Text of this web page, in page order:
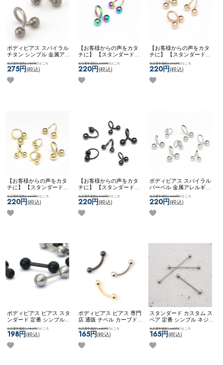
ボディピアス スパイラル
チタン シンプル 金属アレ
ルギー対応 ネコポスOK
チタン ] スパイラルバー
ベル
当店通常価格2,750円のところ
275円(税込)
【お客様からの声をカタ
チに】 【スタンダード】
チタンコーティング ボデ
ィピアス ピアス スパイラ
ル ツイスト カスタム ア
レンジ 両ネジ ネコポス
当店通常価格2,200円のところ
220円(税込)
【お客様からの声をカタ
チに】 【スタンダード】
チタンコーティング ボデ
ィピアス ピアス スパイラ
ル ツイスト カスタム ア
レンジ 両ネジ ネコポス
当店通常価格2,200円のところ
220円(税込)
【お客様からの声をカタ
チに】 【スタンダード】
ボディピアス ピアス スパ
イラル ツイスト カスタム
アレンジ 両ネジ ネコポス
OK
当店通常価格2,200円のところ
220円(税込)
【お客様からの声をカタ
チに】 【スタンダード】
ボディピアス ピアス スパ
イラル ツイスト カスタム
アレンジ 両ネジ ネコポス
OK
当店通常価格2,200円のところ
220円(税込)
ボディピアス スパイラル
バーベル 金属アレルギー
対応 サージカルステンレ
ス シンプル 両ネジタイプ
ネコポスOK【お客様から
の声をカタチに】【スタ
当店通常価格2,200円のところ
220円(税込)
ボディピアス ピアス スタ
ンダード 定番 シンプル
かっこいい マット メンズ
ライク ストレート ネコポ
スOK【MULL】 ブラッシ
ュバーベル
当店通常価格1,980円のところ
198円(税込)
ボディピアス ピアス 専門
店 通販 ナベル カーブド
バーベル 臍 へそピアス
ロック ルーク スナッグ
アンチトラガス アイブロ
ー ネコポスOK
当店通常価格1,650円のところ
165円(税込)
スタンダード カスタム ス
ペア 定番 シンプル ネジ
式キャッチ ネコポスOK
ンダストリアルバーベル
(シルバー)
当店通常価格1,650円のところ
165円(税込)